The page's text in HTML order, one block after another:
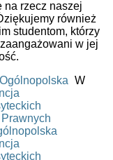
na rzecz naszej
również
studentom, którzy
w jej
W